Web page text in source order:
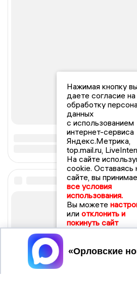
Нажимая кнопку
даете согласие на
обработку
данных
с использованием
интернет-сервиса
Яндекс.Метрика,
top.mail.ru,
На сайте
cookie. Оставаясь
сайте, вы
все условия
использования.
Вы можете
или отклонить и
покинуть сайт
Принять